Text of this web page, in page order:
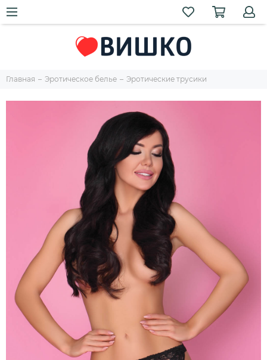
Главная Эротическое белье Эротические трусики